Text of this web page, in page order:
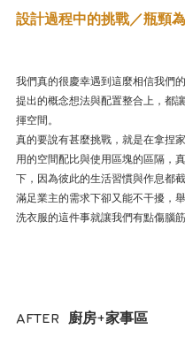
設計過程中的挑戰／瓶頸
我們真的很慶幸遇到這麼相信我們
提出的概念想法與配置整合上，都
揮空間。
真的要說有甚麼挑戰，就是在拿捏
用的空間配比與使用區塊的區隔，
下，因為彼此的生活習慣與作息都
滿足業主的需求下卻又能不干擾，
洗衣服的這件事就讓我們有點傷腦筋
AFTER  廚房+家事區